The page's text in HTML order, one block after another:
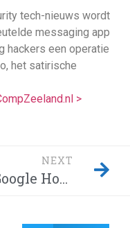
tech-nieuws wordt
messaging app
hackers een operatie
het satirische
>
NEXT
Google Home-hack laat hackers afluisteren van je privégesprekken – Dit moet je weten! Waarom wordt Twitter steeds gehackt en heeft China eindelijk de encryptie gebroken met kwantumcomputers?